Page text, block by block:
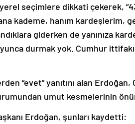
seçimlere dikkati çekerek,
kademe, hanım kardeşlerim,
giderken de yanınıza
durmak yok. Cumhur ittifakı
“evet” yanıtını alan
umut kesmelerinin
Erdoğan, şunları kaydetti: